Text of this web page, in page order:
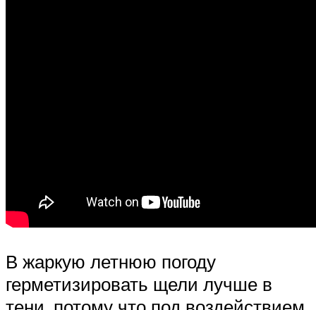
В жаркую летнюю погоду
герметизировать щели лучше в